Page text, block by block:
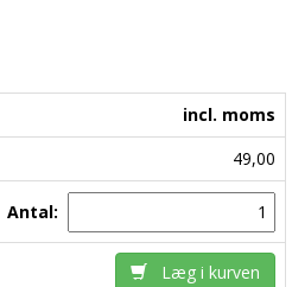
incl. moms
49,00
Antal:
Læg i kurven